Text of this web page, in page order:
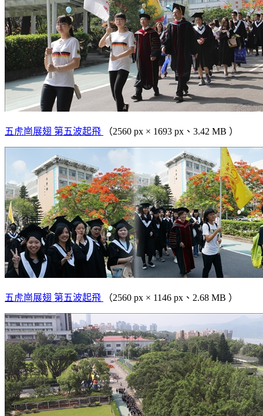
五虎崗展翅 第五波起飛 （2560 px × 1693 px、3.42 MB ）
五虎崗展翅 第五波起飛 （2560 px × 1146 px、2.68 MB ）